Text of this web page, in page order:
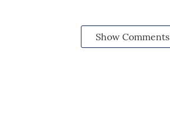
Show Comments